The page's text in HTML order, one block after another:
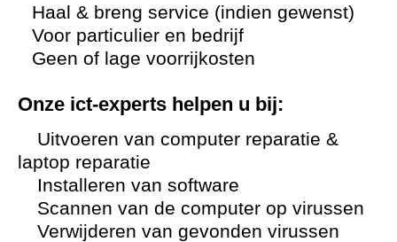
Haal & breng service (indien gewenst)
Voor particulier en bedrijf
Geen of lage voorrijkosten
Onze ict-experts helpen u bij:
Uitvoeren van computer reparatie &
laptop reparatie
Installeren van software
Scannen van de computer op virussen
Verwijderen van gevonden virussen